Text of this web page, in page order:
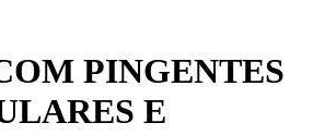
PINGENTES
E